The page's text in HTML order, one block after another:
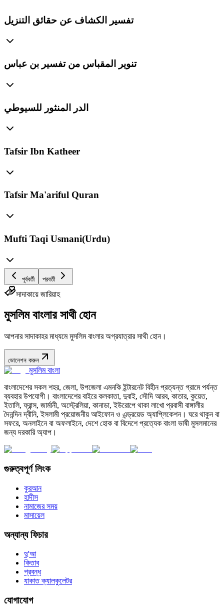
تفسير الكشاف عن حقائق التنزيل
تنوير المقباس من تفسير بن عباس
الدر المنثور للسيوطي
Tafsir Ibn Katheer
Tafsir Ma'ariful Quran
Mufti Taqi Usmani(Urdu)
পূর্ববর্তী পরবর্তী
সাদাকায়ে জারিয়াহ
মুসলিম বাংলার সাথী হোন
আপনার সাদাকাহর মাধ্যমে মুসলিম বাংলার অগ্রযাত্রার সাথী হোন।
ডোনেশন করুন
মুসলিম বাংলা
বাংলাদেশের সকল শহর, জেলা, উপজেলা এমনকি ইন্টারনেট বিহীন প্রত্যন্ত গ্রামে পর্যন্ত
ব্যবহার উপযোগী। বাংলাদেশের বাইরে কলকাতা, দুবাই, সৌদি আরব, কাতার, কুয়েত,
ইতালি, ফ্রান্স, জার্মানী, অস্ট্রেলিয়া, কানাডা, ইউরোপে থাকা লাখো প্রবাসী বাঙ্গালীর
দৈনন্দিন দ্বীনি, ইসলামী প্রয়োজনীয় আইফোন ও এন্ড্রয়েড অ্যাপ্লিকেশন। ঘরে থাকুন বা
সফরে, অনলাইনে বা অফলাইনে, দেশে হোক বা বিদেশে প্রত্যেক বাংলা ভাষী মুসলমানের
জন্য দরকারি অ্যাপ।
গুরুত্বপূর্ণ লিংক
কুরআন
হাদীস
নামাজের সময়
মাসায়েল
অন্যান্য ফিচার
দু'আ
কিতাব
প্রবন্ধ
যাকাত ক্যালকুলেটর
যোগাযোগ